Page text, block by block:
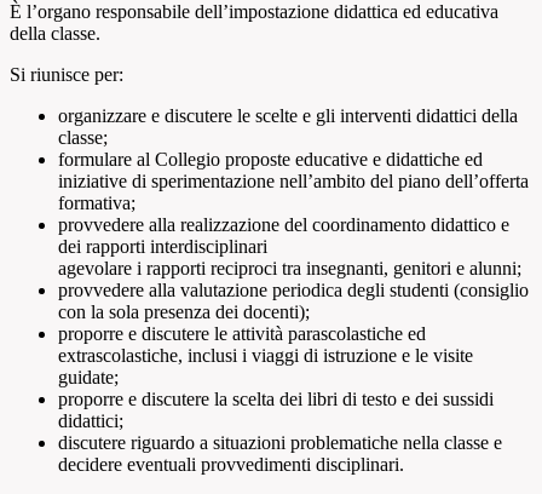
È l’organo responsabile dell’impostazione didattica ed educativa
della classe.
Si riunisce per:
organizzare e discutere le scelte e gli interventi didattici della
classe;
formulare al Collegio proposte educative e didattiche ed
iniziative di sperimentazione nell’ambito del piano dell’offerta
formativa;
provvedere alla realizzazione del coordinamento didattico e
dei rapporti interdisciplinari
agevolare i rapporti reciproci tra insegnanti, genitori e alunni;
provvedere alla valutazione periodica degli studenti (consiglio
con la sola presenza dei docenti);
proporre e discutere le attività parascolastiche ed
extrascolastiche, inclusi i viaggi di istruzione e le visite
guidate;
proporre e discutere la scelta dei libri di testo e dei sussidi
didattici;
discutere riguardo a situazioni problematiche nella classe e
decidere eventuali provvedimenti disciplinari.